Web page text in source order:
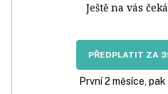
Ještě na vás
PŘEDPLATIT ZA
První 2 měsíce,